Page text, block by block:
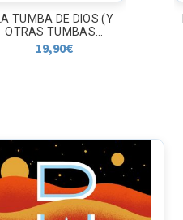
LA TUMBA DE DIOS (Y
OTRAS TUMBAS...
19,90€